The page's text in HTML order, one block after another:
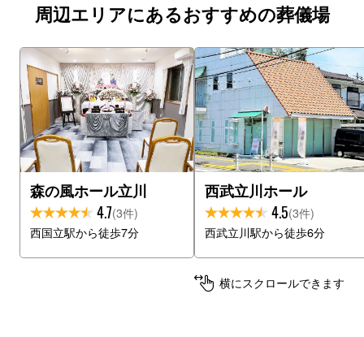
周辺エリアにあるおすすめの葬儀場
森の風ホール立川
4.7(3件)
西国立駅から徒歩7分
西武立川ホール
4.5(3件)
西武立川駅から徒歩6分
横にスクロールできます